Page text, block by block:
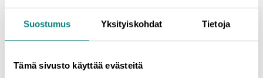
Suostumus Yksityiskohdat Tietoja
Tämä sivusto käyttää evästeitä
palveluissa.
markkinointistrategiaa.